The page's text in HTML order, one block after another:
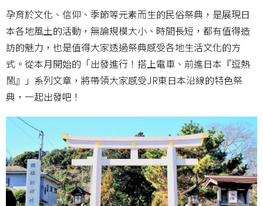
孕育於文化、信仰、季節等元素而生的民俗祭典，是展現日
本各地風土的活動，無論規模大小、時間長短，都有值得造
訪的魅力，也是值得大家透過祭典感受各地生活文化的方
式。從本月開始的「出發進行！搭上電車、前進日本『逗熱
鬧』」系列文章，將帶領大家感受JR東日本沿線的特色祭
典，一起出發吧！